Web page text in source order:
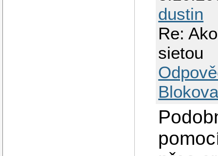
dustin
Re:
sietou